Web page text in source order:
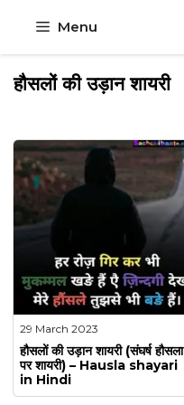
content
Menu
हौसलों की उड़ान शायरी
29 March 2023
हौसलों की उड़ान शायरी (संघर्ष हौसला
पर शायरी) – Hausla shayari
in Hindi